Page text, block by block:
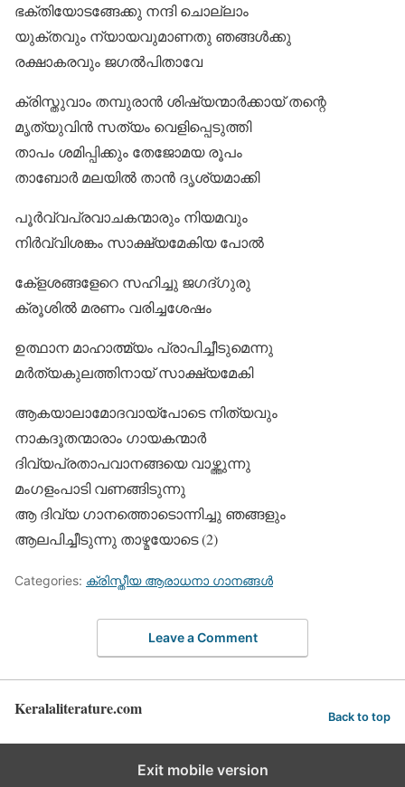
ഭക്തിയോടങ്ങേക്കു നന്ദി ചൊല്ലാം
യുക്തവും ന്യായവുമാണതു ഞങ്ങള്‍ക്കു
രക്ഷാകരവും ജഗല്‍പിതാവേ
ക്രിസ്തുവാം തമ്പുരാന്‍ ശിഷ്യന്മാര്‍ക്കായ് തന്റെ
മൃത്യുവിന്‍ സത്യം വെളിപ്പെടുത്തി
താപം ശമിപ്പിക്കും തേജോമയ രൂപം
താബോര്‍ മലയില്‍ താന്‍ ദൃശ്യമാക്കി
പൂര്‍വ്വപ്രവാചകന്മാരും നിയമവും
നിര്‍വ്വിശങ്കം സാക്ഷ്യമേകിയ പോല്‍
കേ്‌ളശങ്ങളേറെ സഹിച്ചു ജഗദ്ഗുരു
ക്രൂശില്‍ മരണം വരിച്ചശേഷം
ഉത്ഥാന മാഹാത്മ്യം പ്രാപിച്ചീടുമെന്നു
മര്‍ത്യകുലത്തിനായ് സാക്ഷ്യമേകി
ആകയാലാമോദവായ്‌പോടെ നിത്യവും
നാകദൂതന്മാരാം ഗായകന്മാര്‍
ദിവ്യപ്രതാപവാനങ്ങയെ വാഴ്ത്തുന്നു
മംഗളംപാടി വണങ്ങിടുന്നു
ആ ദിവ്യ ഗാനത്തൊടൊന്നിച്ചു ഞങ്ങളും
ആലപിച്ചീടുന്നു താഴ്മയോടെ (2)
Categories: ക്രിസ്തീയ ആരാധനാ ഗാനങ്ങള്‍
Leave a Comment
Keralaliterature.com Back to top
Exit mobile version